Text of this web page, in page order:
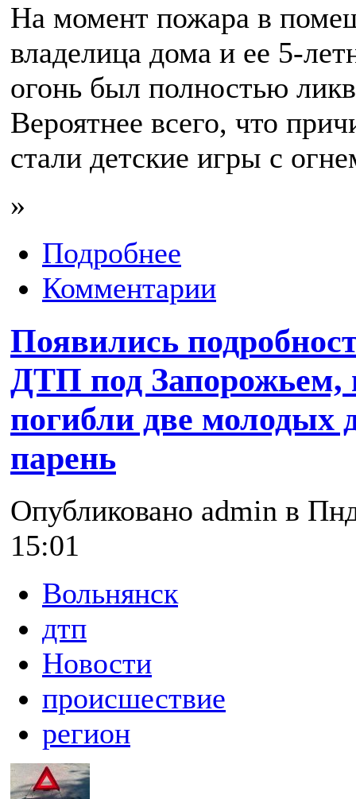
На момент пожара в
владелица дома и ее 5-
огонь был полностью
Вероятнее всего, что
стали детские игры с
»
Подробнее
Комментарии
Появились
ДТП под Запорожьем,
погибли две молодых
парень
Опубликовано admin в
15:01
Вольнянск
дтп
Новости
происшествие
регион